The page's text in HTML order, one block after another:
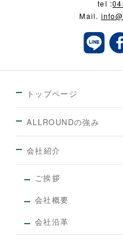
tel :
Mail.
トップページ
ALLROUNDの強み
会社紹介
ご挨拶
会社概要
会社沿革